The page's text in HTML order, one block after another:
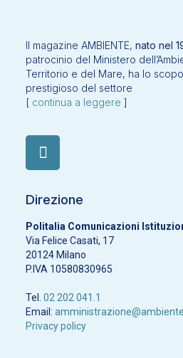
Il magazine AMBIENTE, nato nel
patrocinio del Ministero
Territorio e del Mare, ha lo
prestigioso del settore
[ continua a leggere ]
Direzione
Politalia Comunicazioni
Via Felice Casati, 17
20124 Milano
P.IVA 10580830965
Tel. 02 202 041.1
Email:
Privacy policy